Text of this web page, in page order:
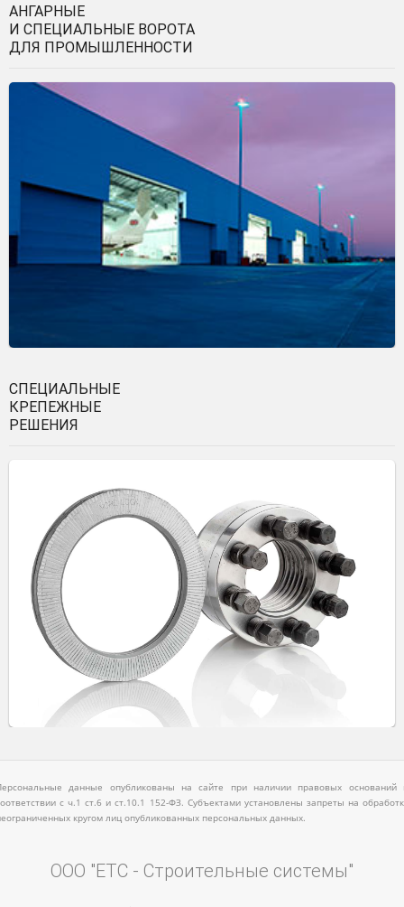
АНГАРНЫЕ
И СПЕЦИАЛЬНЫЕ ВОРОТА
ДЛЯ ПРОМЫШЛЕННОСТИ
СПЕЦИАЛЬНЫЕ
КРЕПЕЖНЫЕ
РЕШЕНИЯ
данные опубликованы на сайте при наличии правовых оснований
с ч.1 ст.6 и ст.10.1 152-ФЗ. Субъектами установлены запреты на
кругом лиц опубликованных персональных данных.
ООО "ЕТС - Строительные системы"